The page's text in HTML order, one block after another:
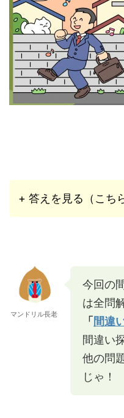
+ 答えを見る（こち
マンドリル長老
今回の
は全問
「 間違
間違い
他の問
じゃ！